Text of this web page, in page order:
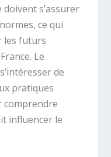
s’assurer
ce qui
les futurs
Le
de
pratiques
comprendre
influencer le